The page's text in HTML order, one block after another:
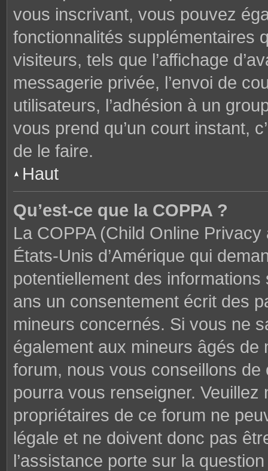
vous inscrivant, vous pouvez
fonctionnalités supplémentaires
visiteurs, tels que l’affichage
messagerie privée, l’envoi de
utilisateurs, l’adhésion à un
vous prend qu’un court instant,
de le faire.
Haut
Qu’est-ce que la COPPA ?
La COPPA (Child Online
États-Unis d’Amérique qui
potentiellement des
ans un consentement écrit des
mineurs concernés. Si vous ne
également aux mineurs âgés
forum, nous vous conseillons
pourra vous renseigner.
propriétaires de ce forum ne
légale et ne doivent donc pas
l’assistance porte sur la